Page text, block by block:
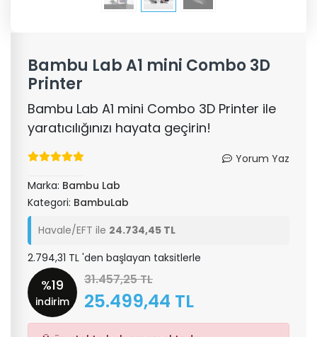
Bambu Lab A1 mini Combo 3D
Printer
Bambu Lab A1 mini Combo 3D Printer ile
yaratıcılığınızı hayata geçirin!
Yorum Yaz
Marka: Bambu Lab
Kategori: BambuLab
Havale/EFT ile 24.734,45 TL
2.794,31 TL 'den başlayan taksitlerle
%19
indirim
31.457,25 TL
25.499,44 TL